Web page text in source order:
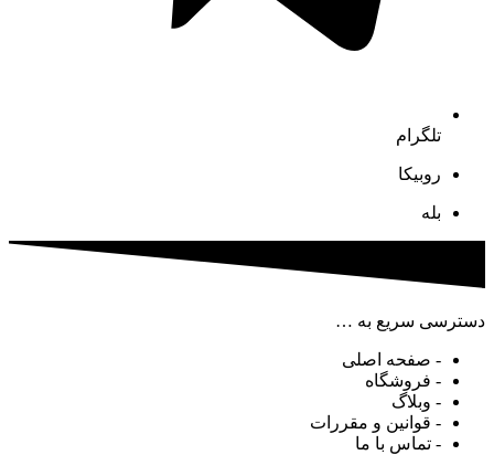
تلگرام
روبیکا
بله
دسترسی سریع به …
- صفحه اصلی
- فروشگاه
- وبلاگ
- قوانین و مقررات
- تماس با ما